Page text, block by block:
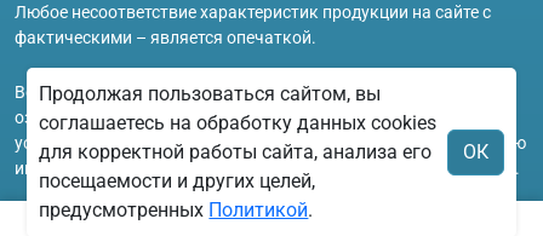
Любое несоответствие характеристик продукции на сайте с
фактическими – является опечаткой.
Вся информация на сайте region-tver.su носит исключительно
ознакомительный и справочный характер и ни при каких
условиях не является публичной офертой. Всю дополнительную
информацию можно узнать по телефонам указанным на сайте.
Продолжая пользоваться сайтом, вы
соглашаетесь на обработку данных cookies
для корректной работы сайта, анализа его
посещаемости и других целей,
предусмотренных Политикой.
ОК